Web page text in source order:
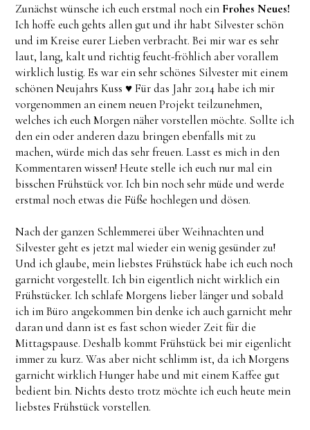
Zunächst wünsche ich euch erstmal noch ein Frohes Neues!
Ich hoffe euch gehts allen gut und ihr habt Silvester schön
und im Kreise eurer Lieben verbracht. Bei mir war es sehr
laut, lang, kalt und richtig feucht-fröhlich aber vorallem
wirklich lustig. Es war ein sehr schönes Silvester mit einem
schönen Neujahrs Kuss ♥ Für das Jahr 2014 habe ich mir
vorgenommen an einem neuen Projekt teilzunehmen,
welches ich euch Morgen näher vorstellen möchte. Sollte ich
den ein oder anderen dazu bringen ebenfalls mit zu
machen, würde mich das sehr freuen. Lasst es mich in den
Kommentaren wissen! Heute stelle ich euch nur mal ein
bisschen Frühstück vor. Ich bin noch sehr müde und werde
erstmal noch etwas die Füße hochlegen und dösen.
Nach der ganzen Schlemmerei über Weihnachten und
Silvester geht es jetzt mal wieder ein wenig gesünder zu!
Und ich glaube, mein liebstes Frühstück habe ich euch noch
garnicht vorgestellt. Ich bin eigentlich nicht wirklich ein
Frühstücker. Ich schlafe Morgens lieber länger und sobald
ich im Büro angekommen bin denke ich auch garnicht mehr
daran und dann ist es fast schon wieder Zeit für die
Mittagspause. Deshalb kommt Frühstück bei mir eigenlicht
immer zu kurz. Was aber nicht schlimm ist, da ich Morgens
garnicht wirklich Hunger habe und mit einem Kaffee gut
bedient bin. Nichts desto trotz möchte ich euch heute mein
liebstes Frühstück vorstellen.